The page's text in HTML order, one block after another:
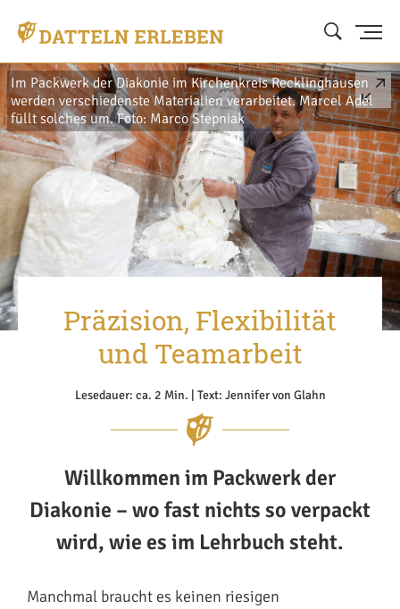
Im Packwerk der Diakonie im Kirchenkreis Recklinghausen
werden verschiedenste Materialien verarbeitet. Marcel Adel
füllt solches um. Foto: Marco Stepniak
Präzision, Flexibilität
und Teamarbeit
Lesedauer: ca. 2 Min. | Text: Jennifer von Glahn
Willkommen im Packwerk der
Diakonie – wo fast nichts so verpackt
wird, wie es im Lehrbuch steht.
Manchmal braucht es keinen riesigen